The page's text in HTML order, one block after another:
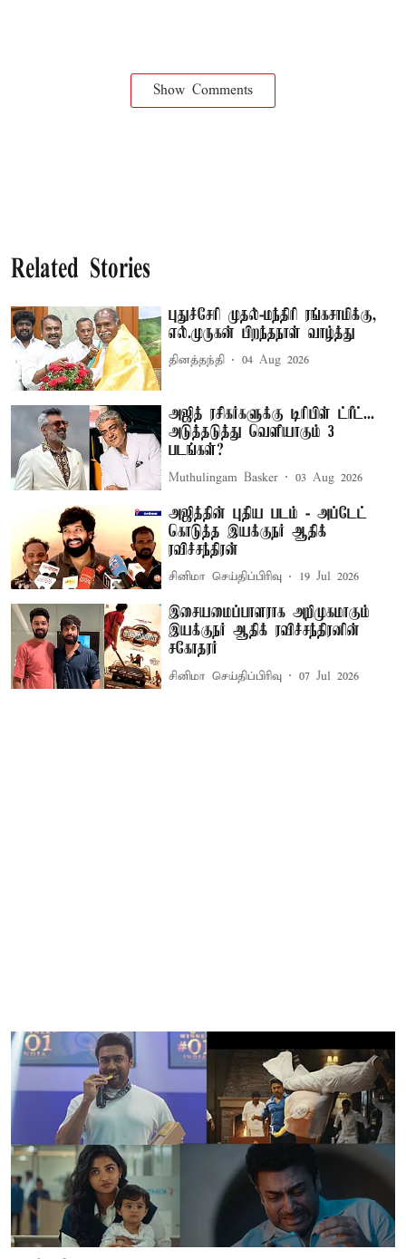
Show Comments
Related Stories
புதுச்சேரி முதல்-மந்திரி ரங்கசாமிக்கு,
எல்.முருகன் பிறந்தநாள் வாழ்த்து
தினத்தந்தி 04 Aug 2026
அஜித் ரசிகர்களுக்கு டிரிபிள் ட்ரீட்...
அடுத்தடுத்து வெளியாகும் 3
படங்கள்?
Muthulingam Basker 03 Aug 2026
அஜித்தின் புதிய படம் - அப்டேட்
கொடுத்த இயக்குநர் ஆதிக்
ரவிச்சந்திரன்
சினிமா செய்திப்பிரிவு 19 Jul 2026
இசையமைப்பாளராக அறிமுகமாகும்
இயக்குநர் ஆதிக் ரவிச்சந்திரனின்
சகோதரர்
சினிமா செய்திப்பிரிவு 07 Jul 2026